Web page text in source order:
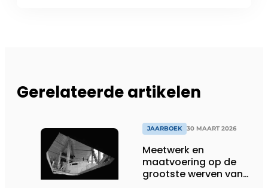
Gerelateerde artikelen
JAARBOEK 30 MAART 2026
Meetwerk en
maatvoering op de
grootste werven van